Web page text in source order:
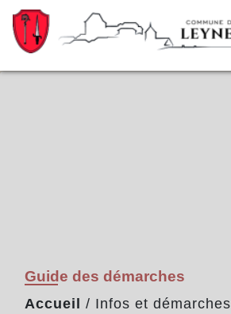
Guide des démarches
Accueil / Infos et démarches